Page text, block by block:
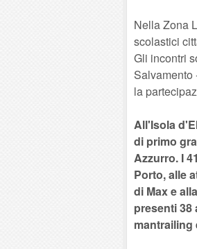
Nella Zona
scolastici
Gli incontri
Salvamento
la
All'Isola
di primo
Azzurro. I
Porto, alle
di Max e
presenti
mantrailing